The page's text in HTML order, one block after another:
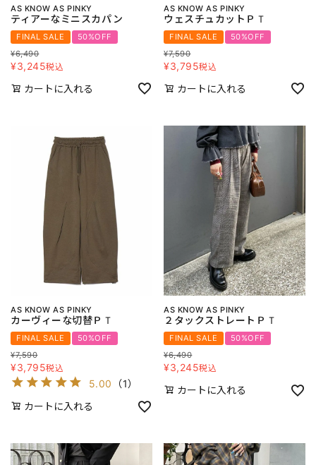
AS KNOW AS PINKY
ティアーなミニスカパン
FINAL SALE
50%OFF
¥6,490
¥3,245税込
カートに入れる
AS KNOW AS PINKY
ウェスチュカットＰＴ
FINAL SALE
50%OFF
¥7,590
¥3,795税込
カートに入れる
AS KNOW AS PINKY
カーヴィーな切替ＰＴ
FINAL SALE
50%OFF
¥7,590
¥3,795税込
5.00 （1）
カートに入れる
AS KNOW AS PINKY
２タックストレートＰＴ
FINAL SALE
50%OFF
¥6,490
¥3,245税込
カートに入れる